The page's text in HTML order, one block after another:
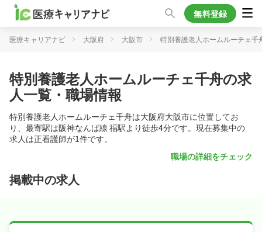
無料登録
医療キャリアナビ 大阪府 大阪市 特別養護老人ホームルーチェ千
特別養護老人ホームルーチェ千舟の求
人一覧・職場情報
特別養護老人ホームルーチェ千舟は大阪府大阪市に位置してお
り、最寄駅は阪神なんば線 福駅より徒歩4分です。現在募集中の
求人は正看護師が1件です。
職場の詳細をチェック
掲載中の求人